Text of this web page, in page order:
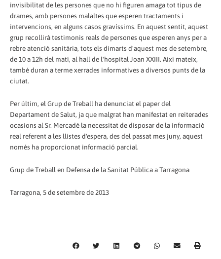
invisibilitat de les persones que no hi figuren amaga tot tipus de
drames, amb persones malaltes que esperen tractaments i
intervencions, en alguns casos gravíssims. En aquest sentit, aquest
grup recollirà testimonis reals de persones que esperen anys per a
rebre atenció sanitària, tots els dimarts d'aquest mes de setembre,
de 10 a 12h del matí, al hall de l'hospital Joan XXIII. Així mateix,
també duran a terme xerrades informatives a diversos punts de la
ciutat.
Per últim, el Grup de Treball ha denunciat el paper del
Departament de Salut, ja que malgrat han manifestat en reiterades
ocasions al Sr. Mercadé la necessitat de disposar de la informació
real referent a les llistes d'espera, des del passat mes juny, aquest
només ha proporcionat informació parcial.
Grup de Treball en Defensa de la Sanitat Pública a Tarragona
Tarragona, 5 de setembre de 2013